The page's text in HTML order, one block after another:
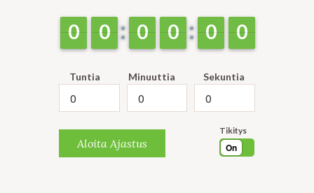
9
9
0
0 9
9
0
0 9
9
0
0 9
9
0
0 9
9
0
0 9
9
0
0
Tuntia Minuuttia Sekuntia
Aloita Ajastus
Tikitys
On